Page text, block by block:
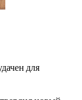
для